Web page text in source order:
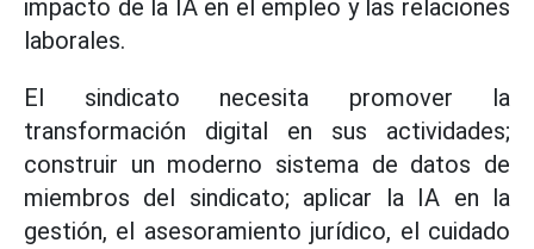
impacto de la IA en el empleo y las relaciones
laborales.
El sindicato necesita promover la
transformación digital en sus actividades;
construir un moderno sistema de datos de
miembros del sindicato; aplicar la IA en la
gestión, el asesoramiento jurídico, el cuidado